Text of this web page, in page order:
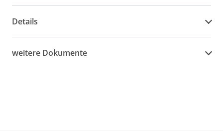
Details
weitere Dokumente